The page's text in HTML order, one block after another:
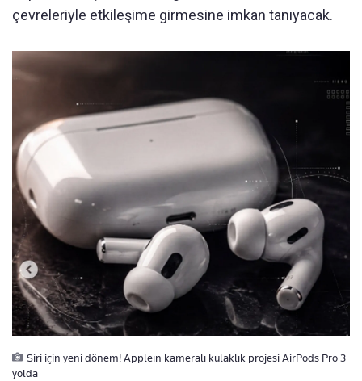
çevreleriyle etkileşime girmesine imkan tanıyacak.
Siri için yeni dönem! Appleın kameralı kulaklık projesi AirPods Pro 3
yolda